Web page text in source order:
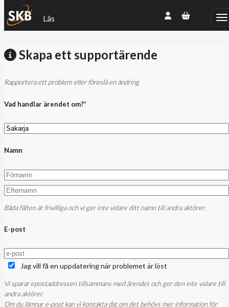
Läs
Skapa ett supportärende
Rapportera ett problem eller föreslå en ändring
Vad handlar ärendet om?*
Namn
Båda fälten är frivilliga och vi ger inte vidare ditt namn till andra aktörer.
E-post
Jag vill få en uppdatering när problemet är löst
Vi sparar epostaddressen tillsammans med ärendet och ger den inte vidare till
andra aktörer.
Om du lämnar e-post kan vi kontakta dig om det behövs mer information för